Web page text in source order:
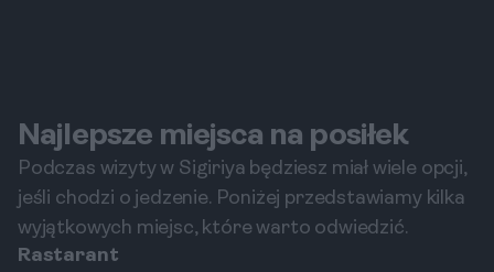
Najlepsze miejsca na posiłek
Podczas wizyty w Sigiriya będziesz miał wiele opcji,
jeśli chodzi o jedzenie. Poniżej przedstawiamy kilka
wyjątkowych miejsc, które warto odwiedzić.
Rastarant